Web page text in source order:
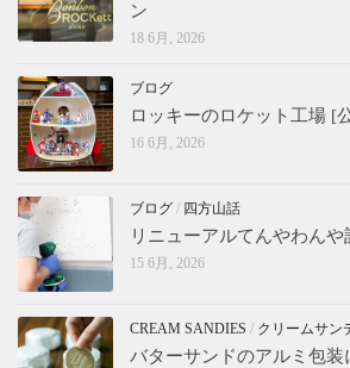
ン
18 6月, 2026
ブログ
ロッキーのロケット工場 [
16 6月, 2026
ブログ / 四方山話
リニューアルてんやわん
15 6月, 2026
CREAM SANDIES / クリームサン
バターサンドのアルミ包装